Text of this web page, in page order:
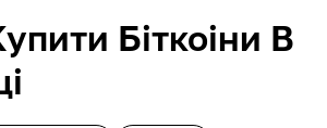
Біткоіни В